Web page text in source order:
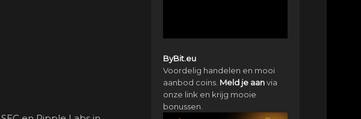
ByBit.eu
Voordelig handelen en mooi
aanbod coins. Meld je aanvia
onze link en krijg mooie
bonussen.